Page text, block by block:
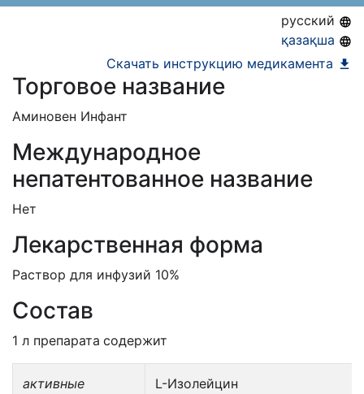
русский
қазақша
Скачать инструкцию медикамента
Торговое название
Аминовен Инфант
Международное
непатентованное название
Нет
Лекарственная форма
Раствор для инфузий 10%
Состав
1 л препарата содержит
активные
L-Изолейцин